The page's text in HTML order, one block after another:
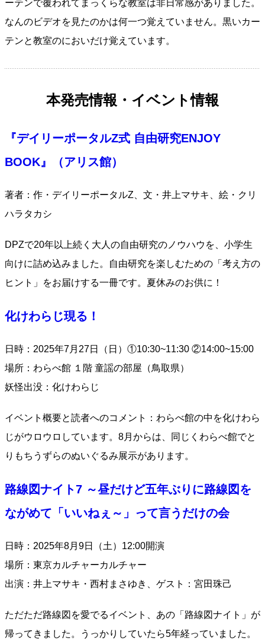
ーテンで覆われてまっくらな教室は非日常感がありました。
なんのビデオを見たのかは何一つ覚えていません。黒いカー
テンと教室のにおいだけ覚えています。
本発売情報・イベント情報
『デイリーポータルZ式 自由研究ENJOY
BOOK』（アリス館）
著者：作・デイリーポータルZ、文・井上マサキ、絵・クリ
ハラタカシ
DPZで20年以上続く大人の自由研究のノウハウを、小学生
向けに詰め込みました。自由研究を楽しむための「考え方の
ヒント」をお届けする一冊です。夏休みのお供に！
化けわらじ現る！
日時：2025年7月27日（日）①10:30~11:30 ②14:00~15:00
場所：わらべ館 １階 童謡の部屋（鳥取県）
妖怪出没：化けわらじ
イベント概要と読者へのコメント：わらべ館の中を化けわら
じがウロウロしています。8月からは、同じくわらべ館でと
りもちうずらのぬいぐるみ展示があります。
路線図ナイト7 ～昼だけど五年ぶりに路線図を
ながめて「いいねぇ～」って言うだけの会
日時：2025年8月9日（土）12:00開演
場所：東京カルチャーカルチャー
出演：井上マサキ・西村まさゆき、ゲスト：宮田珠己
ただただ路線図を愛でるイベント、あの「路線図ナイト」が
帰ってきました。うっかりしていたら5年経っていました。